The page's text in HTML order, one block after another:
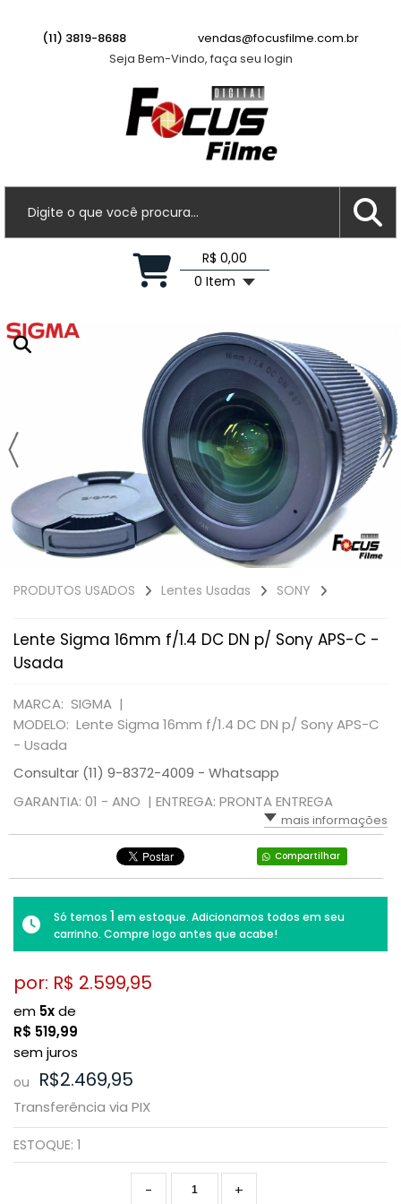
(11) 3819-8688
vendas@focusfilme.com.br
Seja Bem-Vindo, faça seu login
R$ 0,00
0 Item
PRODUTOS USADOS Lentes Usadas SONY
Lente Sigma 16mm f/1.4 DC DN p/ Sony APS-C -
Usada
MARCA: SIGMA |
MODELO: Lente Sigma 16mm f/1.4 DC DN p/ Sony APS-C
- Usada
Consultar (11) 9-8372-4009 - Whatsapp
GARANTIA: 01 - ANO | ENTREGA: PRONTA ENTREGA
mais informações
Compartilhar
Só temos 1 em estoque. Adicionamos todos em seu
carrinho. Compre logo antes que acabe!
por: R$ 2.599,95
em 5xde
R$ 519,99
sem juros
ou R$2.469,95
Transferência via PIX
ESTOQUE: 1
+
-
Há 4 horas